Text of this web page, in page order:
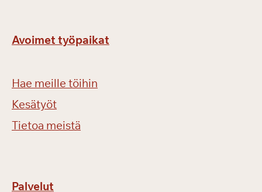
Avoimet työpaikat
Hae meille töihin
Kesätyöt
Tietoa meistä
Palvelut